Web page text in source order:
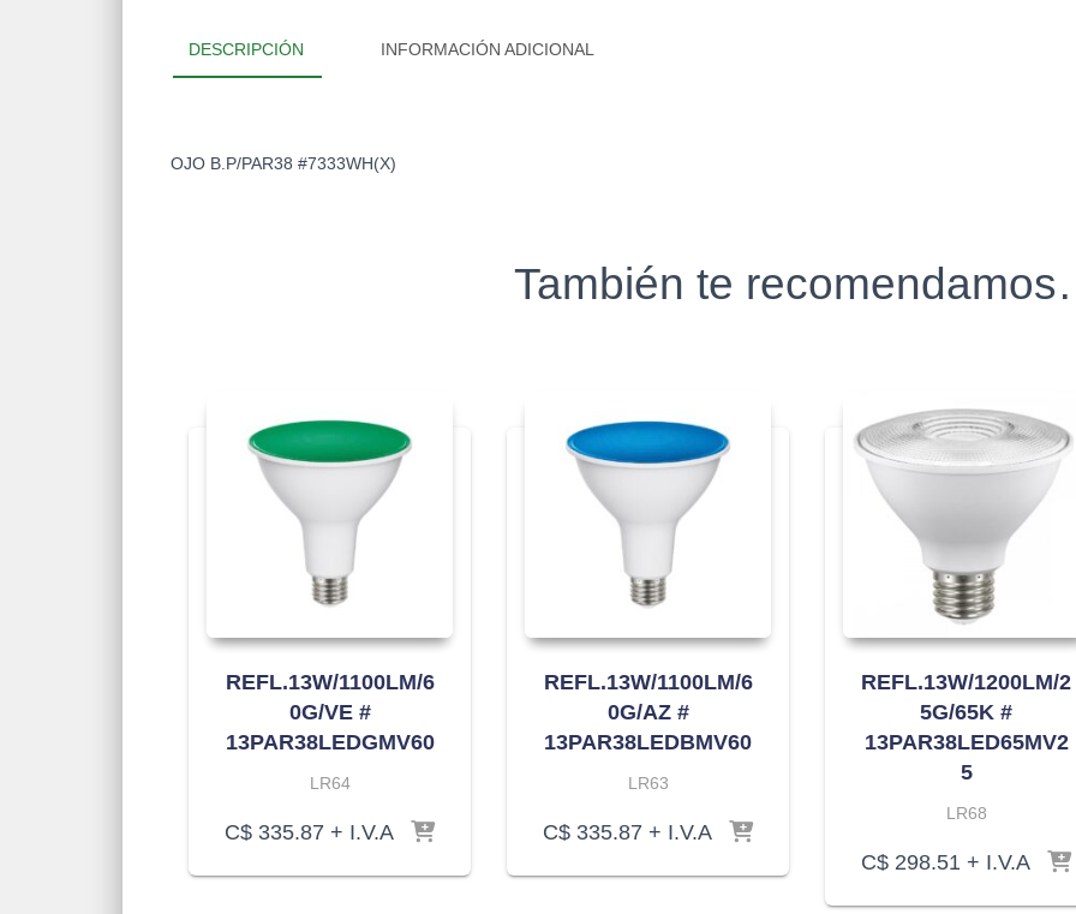
DESCRIPCIÓN INFORMACIÓN ADICIONAL
OJO B.P/PAR38 #7333WH(X)
También te
REFL.13W/1100LM/6
0G/VE #
13PAR38LEDGMV60
LR64
C$ 335.87 + I.V.A
REFL.13W/1100LM/6
0G/AZ #
13PAR38LEDBMV60
LR63
C$ 335.87 + I.V.A
REFL.13W/1200LM/2
5G/65K #
13PAR38LED65MV2
5
LR68
C$ 298.51 + I.V.A